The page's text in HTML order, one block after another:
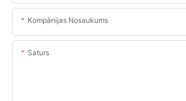
Kompānijas Nosaukums
Saturs